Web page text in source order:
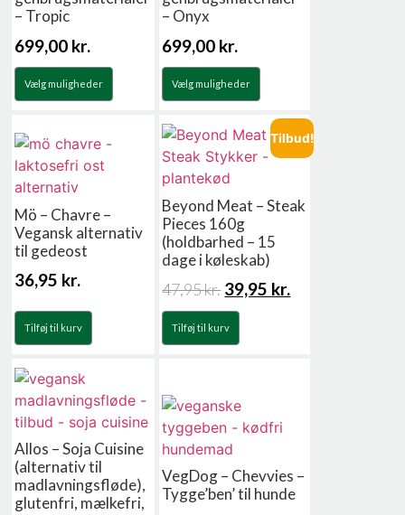
– Tropic
699,00 kr.
Vælg muligheder
– Onyx
699,00 kr.
Vælg muligheder
Mö – Chavre –
Vegansk alternativ
til gedeost
36,95 kr.
Tilføj til kurv
Tilbud!
Beyond Meat – Steak
Pieces 160g
(holdbarhed – 15
dage i køleskab)
47,95kr. 39,95 kr.
Tilføj til kurv
Allos – Soja Cuisine
(alternativ til
madlavningsfløde),
glutenfri, mælkefri,
VegDog – Chevvies –
Tygge’ben’ til hunde